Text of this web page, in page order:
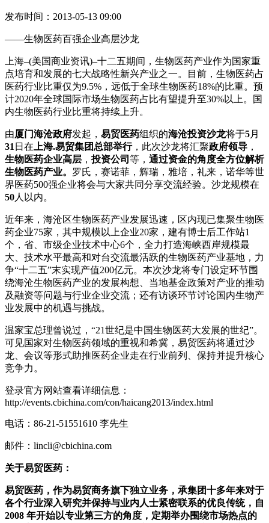
发布时间：2013-05-13 09:00
——生物医药百强企业高层沙龙
上海–(美国商业资讯)–十二五期间，生物医药产业作为国家重
点培育和发展的七大战略性新兴产业之一。目前，生物医药占
医药行业比重仅为9.5%，远低于全球生物医药18%的比重。预
计2020年全球国际市场生物医药占比有望提升至30%以上。国
内生物医药行业比重将持续上升。
由厦门海沧政府发起， 易贸医药组织的海沧投资沙龙将于5月
31 日在 上海.易贸集团总部举行，此次沙龙将汇聚政府领导 ，
生物医药企业高层 ，投资公司 等， 通过资金的角度全方位解析
生物医药产业。 罗氏，赛诺菲，辉瑞，雅培，礼来，诺华等世
界医药500强企业将会与大家共同分享交流经验。沙龙规模在
50人以内。
近年来，海沧区生物医药产业发展迅速，区内现已集聚生物医
药企业75家，其中规模以上企业20家，建有博士后工作站1
个，省、市级企业技术中心6个，全力打造海峡西岸规模最
大、技术水平最高和对台交流最活跃的生物医药产业基地，力
争“十二五”末实现产值200亿元。本次沙龙将专门设定环节围
绕海沧生物医药产业的发展构想、当地基金政策对产业的推动
及融资等问题与行业企业交流；还有访谈环节讨论国内生物产
业发展中的机遇与挑战。
温家宝总理曾说过，“21世纪是中国生物医药大发展的世纪”。
可见国家对生物医药领域的重视和希冀，易贸医药将通过沙
龙、会议等形式助推医药企业走在行业前列、保持并提升核心
竞争力。
登录官方网站查看详细信息：
http://events.cbichina.com/con/haicang2013/index.html
电话：86-21-51551610 李先生
邮件：lincli@cbichina.com
关于易贸医药：
易贸医药，作为易贸商务旗下独立业务，承集团十多年来对于
各个行业深入研究并保持与业内人士紧密联系的优良传统，自
2008 年开始以专业第三方的角度，定期举办围绕市场热点的